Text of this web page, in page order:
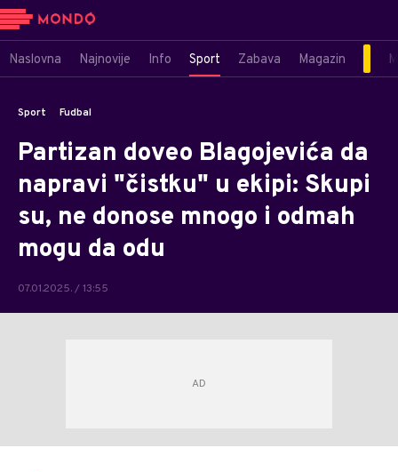
Naslovna Najnovije Info Sport Zabava Magazin
Sport Fudbal
Partizan doveo Blagojevića da
napravi "čistku" u ekipi: Skupi
su, ne donose mnogo i odmah
mogu da odu
07.01.2025. / 13:55